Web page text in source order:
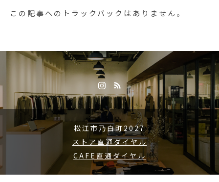
江 #島根 #山陰
この記事へのトラックバックはありません。
松江市乃白町2027
ストア直通ダイヤル
CAFE直通ダイヤル